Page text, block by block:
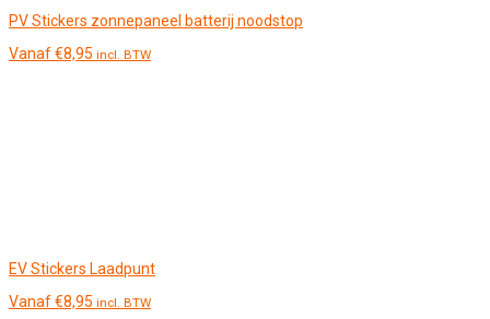
PV Stickers zonnepaneel batterij noodstop
Vanaf€8,95 incl. BTW
EV Stickers Laadpunt
Vanaf€8,95 incl. BTW